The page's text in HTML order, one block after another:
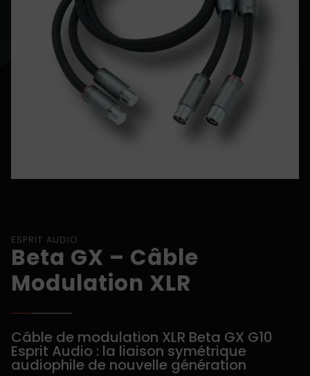
ESPRIT AUDIO
Beta GX – Câble
Modulation XLR
Câble de modulation XLR Beta GX G10
Esprit Audio : la liaison symétrique
audiophile de nouvelle génération